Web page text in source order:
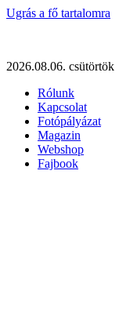
Ugrás a fő tartalomra
2026.08.06. csütörtök
Rólunk
Kapcsolat
Fotópályázat
Magazin
Webshop
Fajbook